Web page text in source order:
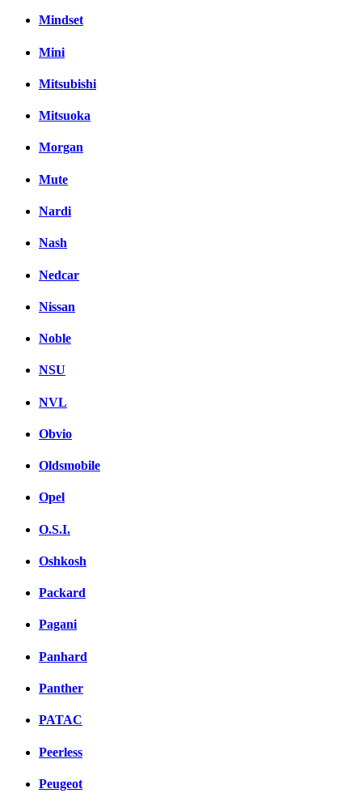
Mindset
Mini
Mitsubishi
Mitsuoka
Morgan
Mute
Nardi
Nash
Nedcar
Nissan
Noble
NSU
NVL
Obvio
Oldsmobile
Opel
O.S.I.
Oshkosh
Packard
Pagani
Panhard
Panther
PATAC
Peerless
Peugeot